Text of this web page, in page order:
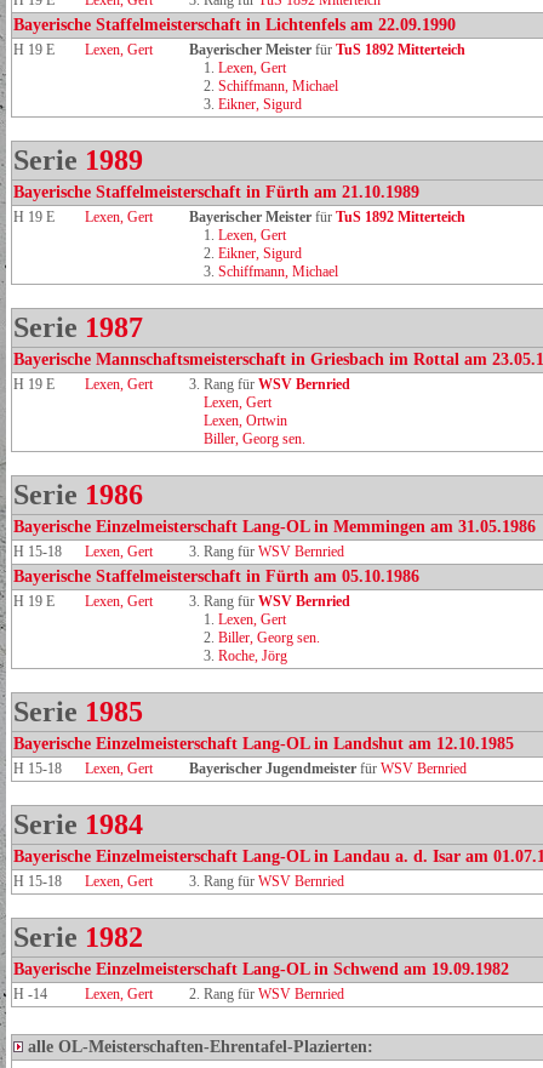
Bayerische Staffelmeisterschaft in Lichtenfels am 22.09.1990
H 19 E Lexen, Gert Bayerischer Meister für TuS 1892 Mitterteich
1. Lexen, Gert
2. Schiffmann, Michael
3. Eikner, Sigurd
Serie 1989
Bayerische Staffelmeisterschaft in Fürth am 21.10.1989
H 19 E Lexen, Gert Bayerischer Meister für TuS 1892 Mitterteich
1. Lexen, Gert
2. Eikner, Sigurd
3. Schiffmann, Michael
Serie 1987
Bayerische Mannschaftsmeisterschaft in Griesbach im Rottal am
H 19 E Lexen, Gert 3. Rang für WSV Bernried
Lexen, Gert
Lexen, Ortwin
Biller, Georg sen.
Serie 1986
Bayerische Einzelmeisterschaft Lang-OL in Memmingen am 31.05.1986
H 15-18 Lexen, Gert 3. Rang für WSV Bernried
Bayerische Staffelmeisterschaft in Fürth am 05.10.1986
H 19 E Lexen, Gert 3. Rang für WSV Bernried
1. Lexen, Gert
2. Biller, Georg sen.
3. Roche, Jörg
Serie 1985
Bayerische Einzelmeisterschaft Lang-OL in Landshut am 12.10.1985
H 15-18 Lexen, Gert Bayerischer Jugendmeister für WSV Bernried
Serie 1984
Bayerische Einzelmeisterschaft Lang-OL in Landau a. d. Isar am
H 15-18 Lexen, Gert 3. Rang für WSV Bernried
Serie 1982
Bayerische Einzelmeisterschaft Lang-OL in Schwend am 19.09.1982
H -14 Lexen, Gert 2. Rang für WSV Bernried
alle OL-Meisterschaften-Ehrentafel-Plazierten: